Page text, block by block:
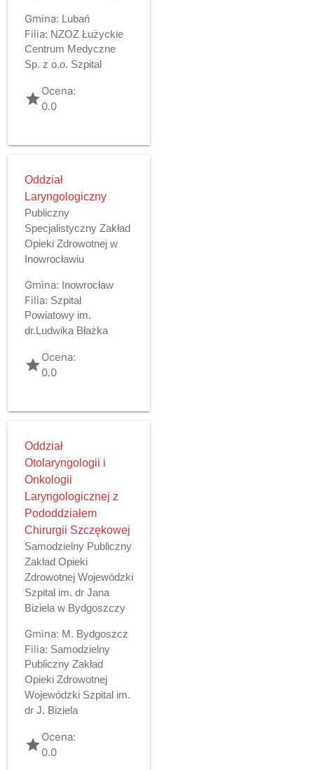
Gmina: Lubań
Filia: NZOZ Łużyckie
Centrum Medyczne
Sp. z o.o. Szpital
gradeOcena:
0.0
Oddział
Laryngologiczny
Publiczny
Specjalistyczny Zakład
Opieki Zdrowotnej w
Inowrocławiu
Gmina: Inowrocław
Filia: Szpital
Powiatowy im.
dr.Ludwika Błażka
gradeOcena:
0.0
Oddział
Otolaryngologii i
Onkologii
Laryngologicznej z
Pododdziałem
Chirurgii Szczękowej
Samodzielny Publiczny
Zakład Opieki
Zdrowotnej Wojewódzki
Szpital im. dr Jana
Biziela w Bydgoszczy
Gmina: M. Bydgoszcz
Filia: Samodzielny
Publiczny Zakład
Opieki Zdrowotnej
Wojewódzki Szpital im.
dr J. Biziela
gradeOcena:
0.0